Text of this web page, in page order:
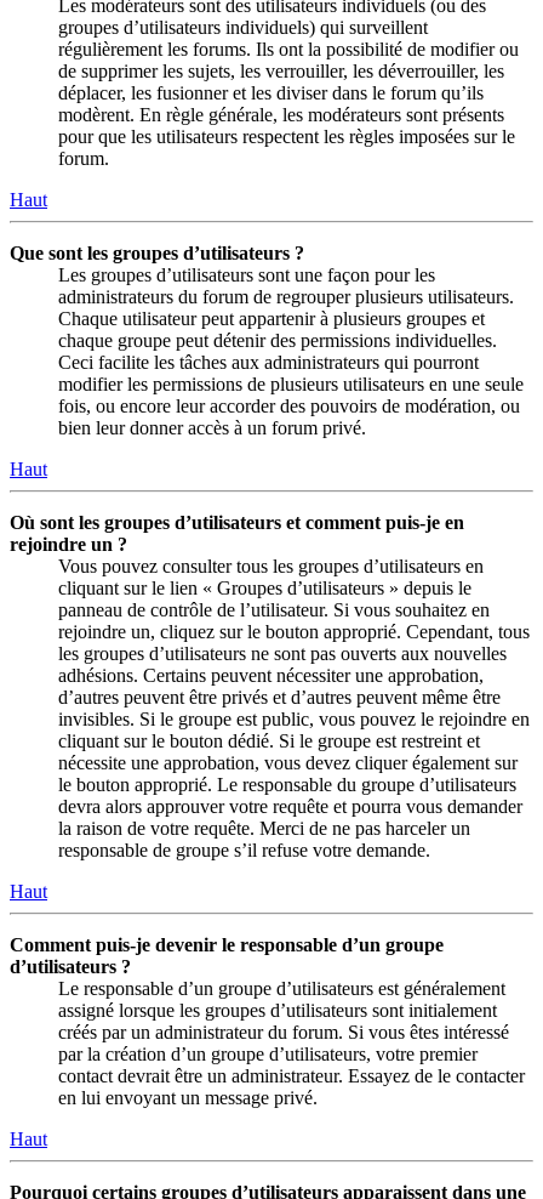
Les modérateurs sont des utilisateurs individuels (ou des
groupes d’utilisateurs individuels) qui surveillent
régulièrement les forums. Ils ont la possibilité de modifier ou
de supprimer les sujets, les verrouiller, les déverrouiller, les
déplacer, les fusionner et les diviser dans le forum qu’ils
modèrent. En règle générale, les modérateurs sont présents
pour que les utilisateurs respectent les règles imposées sur le
forum.
Haut
Que sont les groupes d’utilisateurs ?
Les groupes d’utilisateurs sont une façon pour les
administrateurs du forum de regrouper plusieurs utilisateurs.
Chaque utilisateur peut appartenir à plusieurs groupes et
chaque groupe peut détenir des permissions individuelles.
Ceci facilite les tâches aux administrateurs qui pourront
modifier les permissions de plusieurs utilisateurs en une seule
fois, ou encore leur accorder des pouvoirs de modération, ou
bien leur donner accès à un forum privé.
Haut
Où sont les groupes d’utilisateurs et comment puis-je en
rejoindre un ?
Vous pouvez consulter tous les groupes d’utilisateurs en
cliquant sur le lien « Groupes d’utilisateurs » depuis le
panneau de contrôle de l’utilisateur. Si vous souhaitez en
rejoindre un, cliquez sur le bouton approprié. Cependant, tous
les groupes d’utilisateurs ne sont pas ouverts aux nouvelles
adhésions. Certains peuvent nécessiter une approbation,
d’autres peuvent être privés et d’autres peuvent même être
invisibles. Si le groupe est public, vous pouvez le rejoindre en
cliquant sur le bouton dédié. Si le groupe est restreint et
nécessite une approbation, vous devez cliquer également sur
le bouton approprié. Le responsable du groupe d’utilisateurs
devra alors approuver votre requête et pourra vous demander
la raison de votre requête. Merci de ne pas harceler un
responsable de groupe s’il refuse votre demande.
Haut
Comment puis-je devenir le responsable d’un groupe
d’utilisateurs ?
Le responsable d’un groupe d’utilisateurs est généralement
assigné lorsque les groupes d’utilisateurs sont initialement
créés par un administrateur du forum. Si vous êtes intéressé
par la création d’un groupe d’utilisateurs, votre premier
contact devrait être un administrateur. Essayez de le contacter
en lui envoyant un message privé.
Haut
Pourquoi certains groupes d’utilisateurs apparaissent dans une